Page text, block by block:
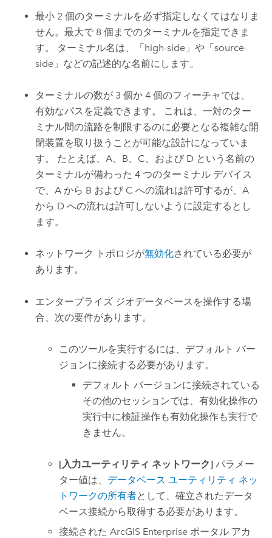
最小 2 個のターミナルを必ず指定しなくてはなりま
せん。最大で 8 個までのターミナルを指定できま
す。 ターミナル名は、「high-side」や「source-
side」などの記述的な名前にします。
ターミナルの数が 3 個か 4 個のフィーチャでは、
有効なパスを定義できます。 これは、一対のター
ミナル間の流路を制限するのに必要となる複雑な開
閉装置を取り扱うことが可能な設計になっていま
す。 たとえば、A、B、C、および D という名前の
ターミナルが備わった 4 つのターミナル デバイス
で、A から B および C への流れは許可するが、A
から D への流れは許可しないように設定するとし
ます。
ネットワーク トポロジが無効化されている必要が
あります。
エンタープライズ ジオデータベースを操作する場
合、次の要件があります。
このツールを実行するには、デフォルト バー
ジョンに接続する必要があります。
デフォルト バージョンに接続されている
その他のセッションでは、有効化操作の
実行中に検証操作も有効化操作も実行で
きません。
[入力ユーティリティ ネットワーク] パラメー
ター値は、 データベース ユーティリティ ネッ
トワークの所有者として、確立されたデータ
ベース接続から取得する必要があります。
接続されたArcGIS Enterprise ポータル アカ